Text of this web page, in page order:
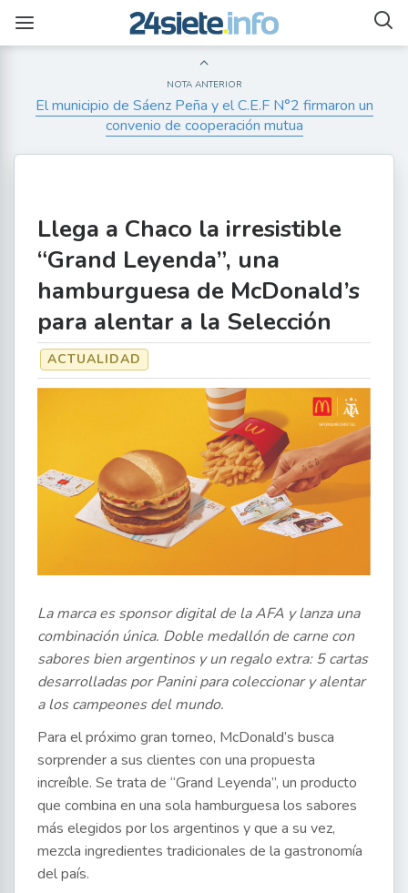
NOTA ANTERIOR
El municipio de Sáenz Peña y el C.E.F N°2 firmaron un
convenio de cooperación mutua
Llega a Chaco la irresistible
“Grand Leyenda”, una
hamburguesa de McDonald’s
para alentar a la Selección
ACTUALIDAD
La marca es sponsor digital de la AFA y lanza una
combinación única. Doble medallón de carne con
sabores bien argentinos y un regalo extra: 5 cartas
desarrolladas por Panini para coleccionar y alentar
a los campeones del mundo.
Para el próximo gran torneo, McDonald’s busca
sorprender a sus clientes con una propuesta
increíble. Se trata de “Grand Leyenda”, un producto
que combina en una sola hamburguesa los sabores
más elegidos por los argentinos y que a su vez,
mezcla ingredientes tradicionales de la gastronomía
del país.